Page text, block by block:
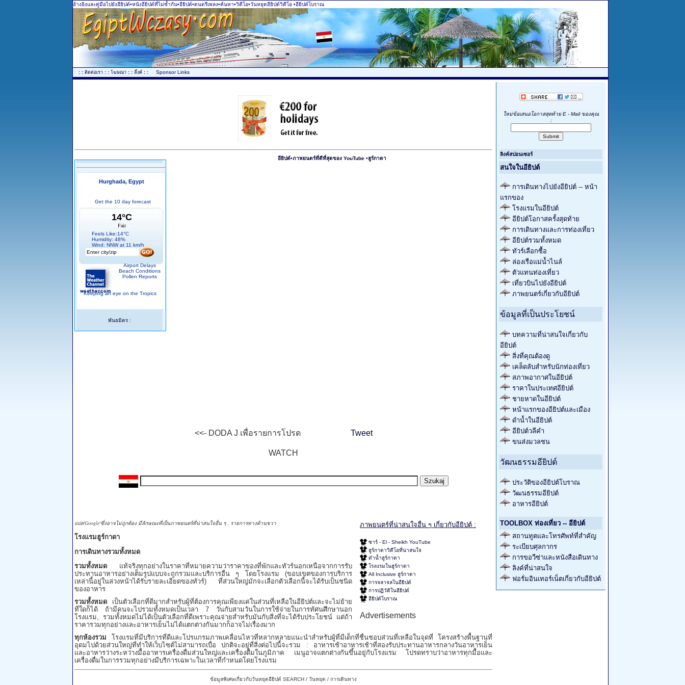
อ้างอิงและคู่มือไปยังอียิปต์•หนังอียิปต์ที่ไม่ซ้ำกัน•อียิปต์•ดนตรีเพลง•ค้นหา•วิดีโอ•วันหยุดอียิปต์วิดีโอ •อียิปต์โบราณ
: : ติดต่อเรา : : โฆษณา : : ลิ้งค์ : : Sponsor Links
Hurghada, Egypt
Get the 10 day forecast
14°C
Fair
Feels Like:14°C
Humidity: 48%
Wind: NNW at 11 km/h
Airport Delays
Beach Conditions
Pollen Reports
Keeping an eye on the Tropics
พันธมิตร :
อียิปต์•ภาพยนตร์ที่ดีที่สุดของ YouTube •ฮูร์กาดา
<<- DODA J เพื่อรายการโปรด Tweet
WATCH
ภาพยนตร์ที่น่าสนใจอื่น ๆ เกี่ยวกับอียิปต์ :
ซาร์ - El - Sheikh YouTube
ฮูร์กาดาวิดีโอที่น่าสนใจ
ดำน้ำฮูร์กาดา
โรงแรมในฮูร์กาดา
All Inclusive ฮูร์กาดา
การจลาจลในอียิปต์
การปฏิวัติในอียิปต์
อียิปต์โบราณ
Advertisements
แปล'Google'ซึ่งอาจไม่ถูกต้อง มีลักษณะที่เป็นภาพยนตร์ที่น่าสนใจอื่น ๆ , รายการทางด้านขวา
โรงแรมฮูร์กาดา
การเดินทางรวมทั้งหมด
รวมทั้งหมด แท้จริงทุกอย่างในราคาที่หมายความว่าราคาของที่พักและทัวร์นอกเหนือจากการรับ
ประทานอาหารอย่างเต็มรูปแบบจะถูกรวมและบริการอื่น ๆ โดยโรงแรม (ขอบเขตของการบริการ
เหล่านี้อยู่ในล่วงหน้าได้รับรายละเอียดของทัวร์) ที่ส่วนใหญ่มักจะเลือกตัวเลือกนี้จะได้รับเป็นชนิด
ของอาหาร
รวมทั้งหมด เป็นตัวเลือกที่ดีมากสำหรับผู้ที่ต้องการคุณเพียงแค่ในส่วนที่เหลือในอียิปต์และจะไม่ย้าย
ที่ใดก็ได้ ถ้ามีคนจะไปรวมทั้งหมดเป็นเวลา 7 วันกับสามวันในการใช้จ่ายในการทัศนศึกษานอก
โรงแรม, รวมทั้งหมดไม่ได้เป็นตัวเลือกที่ดีเพราะคุณจ่ายสำหรับมันกับสิ่งที่จะได้รับประโยชน์ แต่ถ้า
ราคารวมทุกอย่างและอาหารเย็นไม่ได้แตกต่างกันมากก็อาจไม่เรื่องมาก
ทุกห้องรวม โรงแรมที่มีบริการที่ดีและโปรแกรมภาพเคลื่อนไหวที่หลากหลายแนะนำสำหรับผู้ที่มีเด็กที่ชื่นชอบส่วนที่เหลือในจุดที่ โครงสร้างพื้นฐานที่
อุดมไปด้วยส่วนใหญ่ที่ทำให้เว็บไซต์ไม่สามารถเบื่อ ปกติจะอยู่ที่สิ่งต่อไปนี้จะรวม : อาหารเช้าอาหารเช้าที่สองรับประทานอาหารกลางวันอาหารเย็น
และอาหารว่างระหว่างมื้ออาหารเครื่องดื่มส่วนใหญ่และเครื่องดื่มในภูมิภาค เมนูอาจแตกต่างกันขึ้นอยู่กับโรงแรม โปรดทราบว่าอาหารทุกมื้อและ
เครื่องดื่มในการรวมทุกอย่างมีบริการเฉพาะในเวลาที่กำหนดโดยโรงแรม
ข้อมูลพิเศษเกี่ยวกับวันหยุดอียิปต์ SEARCH / วันหยุด / การเดินทาง
ใหม่ข้อเสนอโอกาสสุดท้าย E - Mail ของคุณ
:
ลิงค์สปอนเซอร์
สนใจในอียิปต์
การเดินทางไปยังอียิปต์ -- หน้า
แรกของ
โรงแรมในอียิปต์
อียิปต์โอกาสครั้งสุดท้าย
การเดินทางและการท่องเที่ยว
อียิปต์รวมทั้งหมด
ทัวร์เลือกซื้อ
ล่องเรือแม่น้ำไนล์
ตัวแทนท่องเที่ยว
เที่ยวบินไปยังอียิปต์
ภาพยนตร์เกี่ยวกับอียิปต์
ข้อมูลที่เป็นประโยชน์
บทความที่น่าสนใจเกี่ยวกับ
อียิปต์
สิ่งที่คุณต้องดู
เคล็ดลับสำหรับนักท่องเที่ยว
สภาพอากาศในอียิปต์
ราคาในประเทศอียิปต์
ชายหาดในอียิปต์
หน้าแรกของอียิปต์และเมือง
ดำน้ำในอียิปต์
อียิปต์วลีคำ
ขนส่งมวลชน
วัฒนธรรมอียิปต์
ประวัติของอียิปต์โบราณ
วัฒนธรรมอียิปต์
อาหารอียิปต์
TOOLBOX ท่องเที่ยว -- อียิปต์
สถานทูตและโทรศัพท์ที่สำคัญ
ระเบียบศุลกากร
การขอวีซ่าและหนังสือเดินทาง
ลิงค์ที่น่าสนใจ
ฟอรั่มอินเทอร์เน็ตเกี่ยวกับอียิปต์